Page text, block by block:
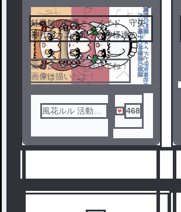
1
紅魔館の門番と、メイド、守矢
神社のカエル帽子の神様達の部
屋
画像反対だけど許してね！
画像は描いたよ！
風花ルル 活動休
468